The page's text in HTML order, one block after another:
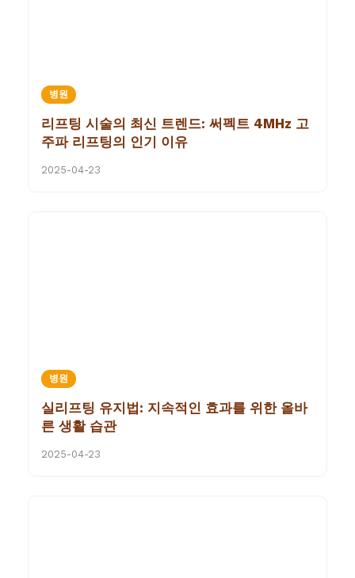
병원
리프팅 시술의 최신 트렌드: 써펙트 4MHz 고
주파 리프팅의 인기 이유
2025-04-23
병원
실리프팅 유지법: 지속적인 효과를 위한 올바
른 생활 습관
2025-04-23